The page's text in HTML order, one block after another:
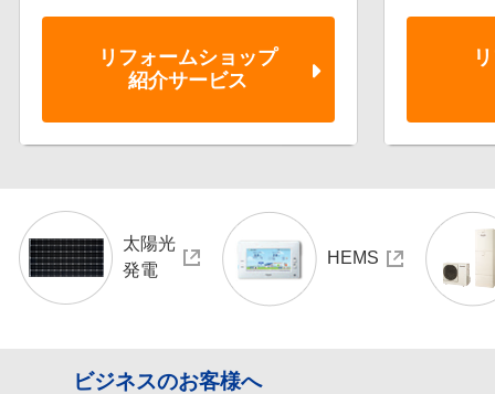
リフォームショップ
紹介サービス
太陽光
発電
HEMS
ビジネスのお客様へ